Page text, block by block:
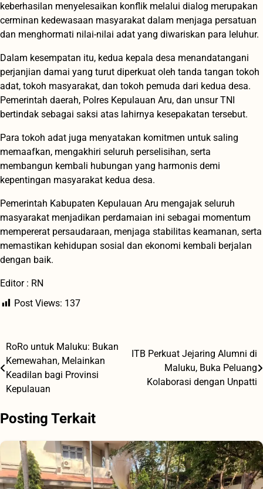
keberhasilan menyelesaikan konflik melalui dialog merupakan
cerminan kedewasaan masyarakat dalam menjaga persatuan
dan menghormati nilai-nilai adat yang diwariskan para leluhur.
Dalam kesempatan itu, kedua kepala desa menandatangani
perjanjian damai yang turut diperkuat oleh tanda tangan tokoh
adat, tokoh masyarakat, dan tokoh pemuda dari kedua desa.
Pemerintah daerah, Polres Kepulauan Aru, dan unsur TNI
bertindak sebagai saksi atas lahirnya kesepakatan tersebut.
Para tokoh adat juga menyatakan komitmen untuk saling
memaafkan, mengakhiri seluruh perselisihan, serta
membangun kembali hubungan yang harmonis demi
kepentingan masyarakat kedua desa.
Pemerintah Kabupaten Kepulauan Aru mengajak seluruh
masyarakat menjadikan perdamaian ini sebagai momentum
mempererat persaudaraan, menjaga stabilitas keamanan, serta
memastikan kehidupan sosial dan ekonomi kembali berjalan
dengan baik.
Editor : RN
Post Views: 137
Navigasi
pos
RoRo untuk Maluku: Bukan
Kemewahan, Melainkan
Keadilan bagi Provinsi
Kepulauan
ITB Perkuat Jejaring Alumni di
Maluku, Buka Peluang
Kolaborasi dengan Unpatti
Posting Terkait